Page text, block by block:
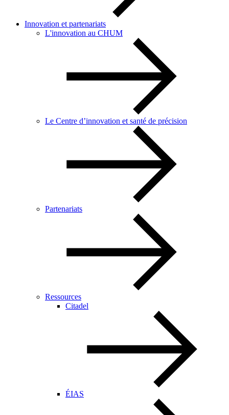
Innovation et partenariats
L'innovation au CHUM
Le Centre d’innovation et santé de précision
Partenariats
Ressources
Citadel
ÉIAS